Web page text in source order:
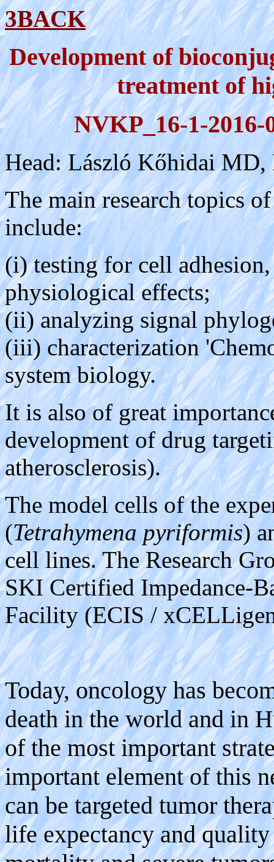
3BACK
Development of
treatment of
NVKP_16-1-
Head: László Kőhidai MD,
The main research topics
include:
(i) testing for cell
physiological effects;
(ii) analyzing signal
(iii) characterization
system biology.
It is also of great
development of drug
atherosclerosis).
The model cells of the
(Tetrahymena pyriformis)
cell lines. The Research
SKI Certified Impedance-
Facility (ECIS /
Today, oncology has
death in the world and in
of the most important
important element of this
can be targeted tumor
life expectancy and